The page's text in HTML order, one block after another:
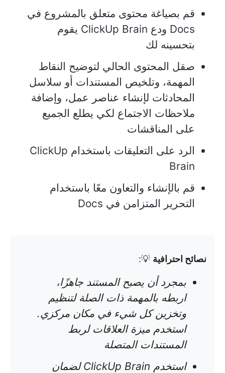
قم بصياغة محتوى متعلق بالمشروع في
Docs ودع ClickUp Brain يقوم
بتحسينه لك
صقل المحتوى الحالي لتوضيح النقاط
المهمة، وتلخيص المستندات أو سلاسل
المحادثات لإنشاء عناصر عمل، وإضافة
ملاحظات الاجتماع لكي يطلع الجميع
على المناقشات
الرد على التعليقات باستخدام ClickUp
Brain
قم بالإنشاء والتعاون معًا باستخدام
التحرير المتزامن في Docs
نصائح احترافية 💡:
بمجرد أن يصبح المستند جاهزًا،
اربطه بالمهمة ذات الصلة لتنظيم
وتخزين كل شيء في مكان مركزي.
استخدم ميزة العلاقات لربط
المستندات المتصلة
استخدم ClickUp Brain لضمان